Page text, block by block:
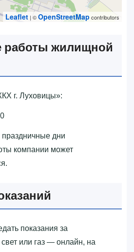
Leaflet | ©OpenStreetMap contributors
работы жилищной
г. Луховицы»‎:
праздничные дни
компании может
показания за
или газ — онлайн, на